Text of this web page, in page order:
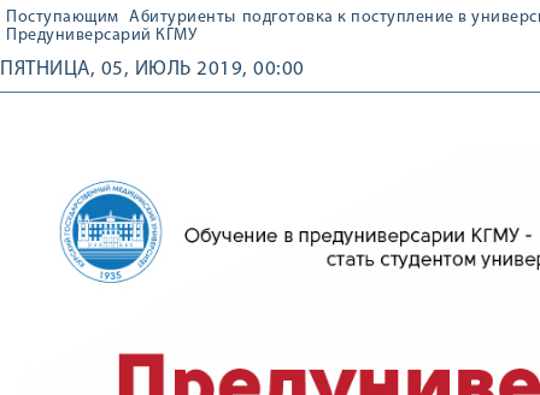
Поступающим Абитуриенты подготовка к поступление в
Предуниверсарий КГМУ
ПЯТНИЦА, 05, ИЮЛЬ 2019, 00:00